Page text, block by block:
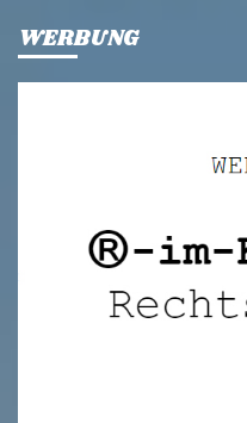
WERBUNG